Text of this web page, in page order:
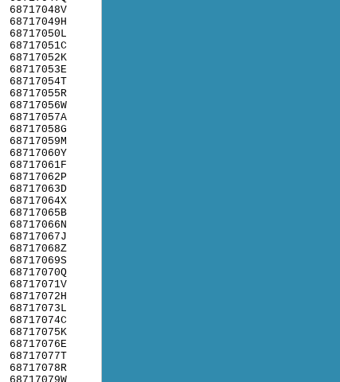
68717048V
68717049H
68717050L
68717051C
68717052K
68717053E
68717054T
68717055R
68717056W
68717057A
68717058G
68717059M
68717060Y
68717061F
68717062P
68717063D
68717064X
68717065B
68717066N
68717067J
68717068Z
68717069S
68717070Q
68717071V
68717072H
68717073L
68717074C
68717075K
68717076E
68717077T
68717078R